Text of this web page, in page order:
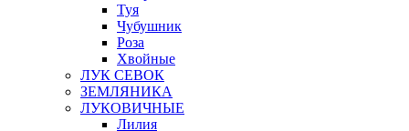
Туя
Чубушник
Роза
Хвойные
ЛУК СЕВОК
ЗЕМЛЯНИКА
ЛУКОВИЧНЫЕ
Лилия